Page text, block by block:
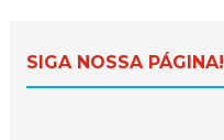
SIGA NOSSA PÁGINA!